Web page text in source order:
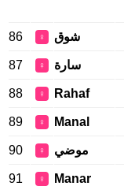
86 ♀ شوق
87 ♀ سارة
88 ♀ Rahaf
89 ♀ Manal
90 ♀ موضي
91 ♀ Manar